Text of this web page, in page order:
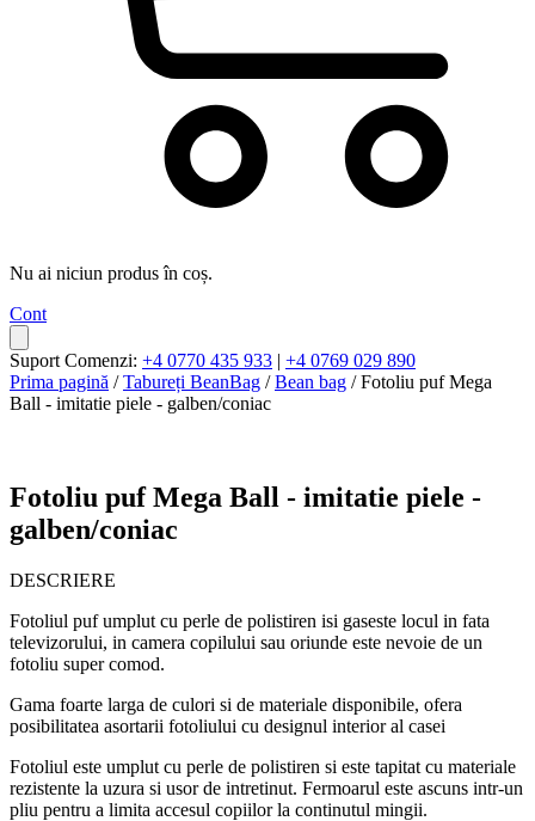
Nu ai niciun produs în coș.
Cont
Suport Comenzi: +4 0770 435 933 | +4 0769 029 890
Prima pagină /Tabureți BeanBag /Bean bag / Fotoliu puf Mega
Ball - imitatie piele - galben/coniac
Fotoliu puf Mega Ball - imitatie piele -
galben/coniac
DESCRIERE
Fotoliul puf umplut cu perle de polistiren isi gaseste locul in fata
televizorului, in camera copilului sau oriunde este nevoie de un
fotoliu super comod.
Gama foarte larga de culori si de materiale disponibile, ofera
posibilitatea asortarii fotoliului cu designul interior al casei
Fotoliul este umplut cu perle de polistiren si este tapitat cu materiale
rezistente la uzura si usor de intretinut. Fermoarul este ascuns intr-un
pliu pentru a limita accesul copiilor la continutul mingii.